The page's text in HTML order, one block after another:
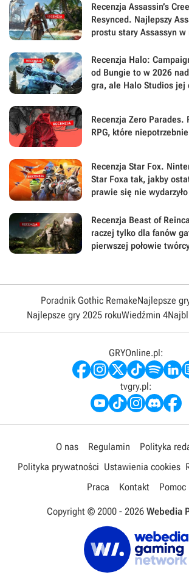
Recenzja Assassin’s
Resynced. Najlepszy
prostu stary Assassyn
Recenzja Halo:
od Bungie to w 2026
gra, ale Halo Studios jej
Recenzja Zero Parades.
RPG, które
Recenzja Star Fox.
Star Foxa tak, jakby
prawie się nie wydarzyło
Recenzja Beast of
raczej tylko dla fanów
pierwszej połowie
Poradnik Gothic RemakeNajlepsze
Najlepsze gry 2025 rokuWiedźmin 4
GRYOnline.pl:
tvgry.pl:
O nas Regulamin
Polityka
Polityka prywatności Ustawienia cookies
Praca
Kontakt Pomoc
Copyright © 2000 - 2026 Webedia